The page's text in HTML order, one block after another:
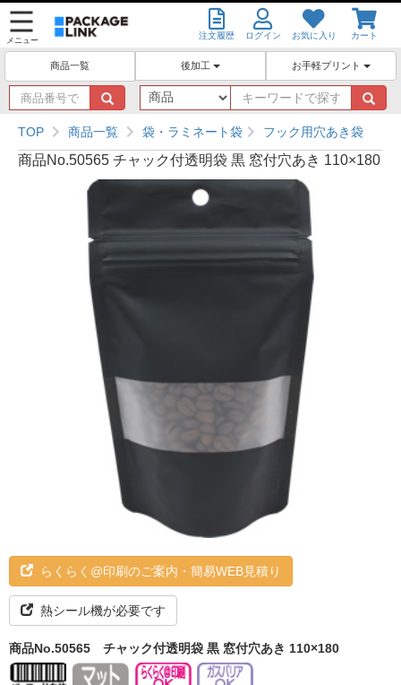
メニュー 注文履歴 ログイン お気に入り カート
商品一覧 後加工 お手軽プリント
商
品
番
号
で
キ
ー
ワ
ー
ド
で
TOP 商品一覧 袋・ラミネート袋 フック用穴あき袋
商品No.50565 チャック付透明袋 黒 窓付穴あき 110×180
らくらく@印刷のご案内・簡易WEB見積り
熱シール機が必要です
商品No.50565 チャック付透明袋 黒 窓付穴あき 110×180